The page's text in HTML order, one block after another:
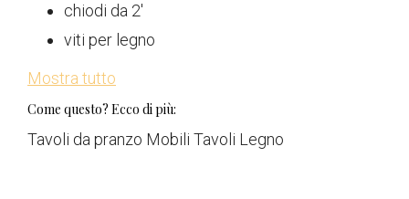
chiodi da 2'
viti per legno
Mostra tutto
Come questo? Ecco di più:
Tavoli da pranzo Mobili Tavoli Legno